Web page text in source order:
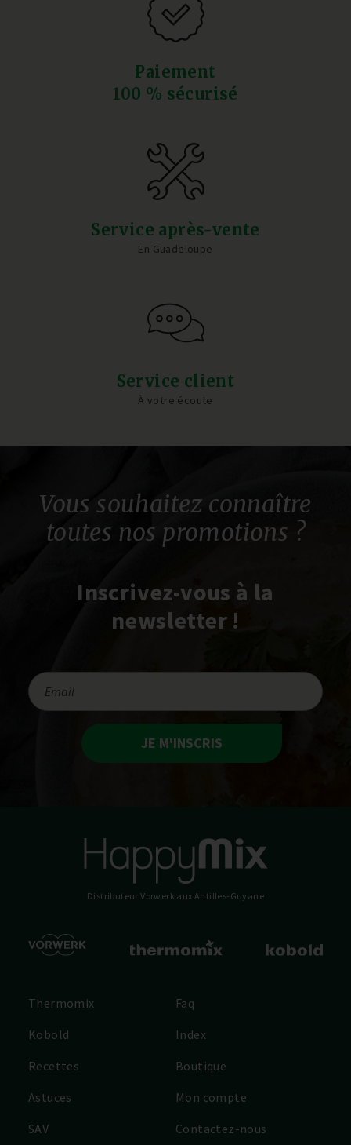
Paiement
100 % sécurisé
Service après-vente
En Guadeloupe
Service client
À votre écoute
Vous souhaitez connaître
toutes nos promotions ?
Inscrivez-vous à la
newsletter !
JE M'INSCRIS
Distributeur Vorwerk aux Antilles-Guyane
Thermomix
Kobold
Recettes
Astuces
SAV
Faq
Index
Boutique
Mon compte
Contactez-nous